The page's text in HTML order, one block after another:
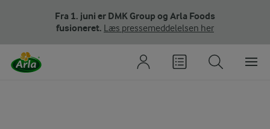
Fra 1. juni er DMK Group og Arla Foods
fusioneret. Læs pressemeddelelsen her